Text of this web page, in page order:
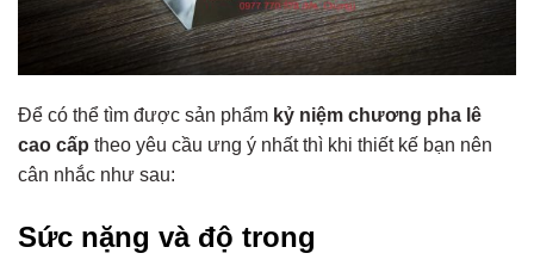
Để có thể tìm được sản phẩm kỷ niệm chương pha lê
cao cấp theo yêu cầu ưng ý nhất thì khi thiết kế bạn nên
cân nhắc như sau:
Sức nặng và độ trong